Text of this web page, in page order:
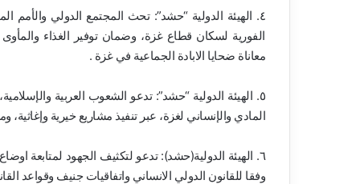
٤. الهيئة الدولية “حشد”: تحث المجتمع الدولي والأمم
الفورية لسكان قطاع غزة، وضمان توفير الغذاء
معاناة ضحايا الابادة الجماعية في غزة .
٥. الهيئة الدولية “حشد”: تدعو الشعوب العربية
المادي والإنساني لغزة، عبر تنفيذ مشاريع خيرية
٦. الهيئة الدولية(حشد): تدعو لتكثيف الجهود لمتابعة
وفقا للقانون الدولي الانساني واتفاقيات جنيف وقواعد